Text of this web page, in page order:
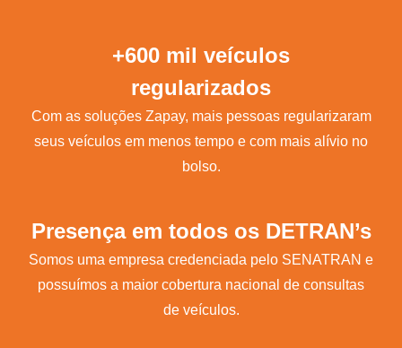
+600 mil veículos
regularizados
Com as soluções Zapay, mais pessoas regularizaram
seus veículos em menos tempo e com mais alívio no
bolso.
Presença em todos os DETRAN’s
Somos uma empresa credenciada pelo SENATRAN e
possuímos a maior cobertura nacional de consultas
de veículos.